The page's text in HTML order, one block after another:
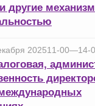
другие
202511-00—14-